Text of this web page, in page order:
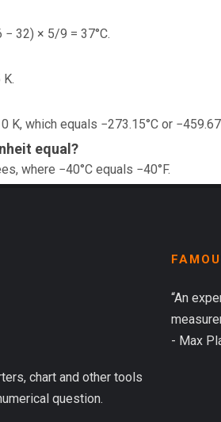
32) × 5/9 = 37°C.
which equals −273.15°C or
equal?
where −40°C equals −40°F.
chart and other tools
question.
“An
- Max